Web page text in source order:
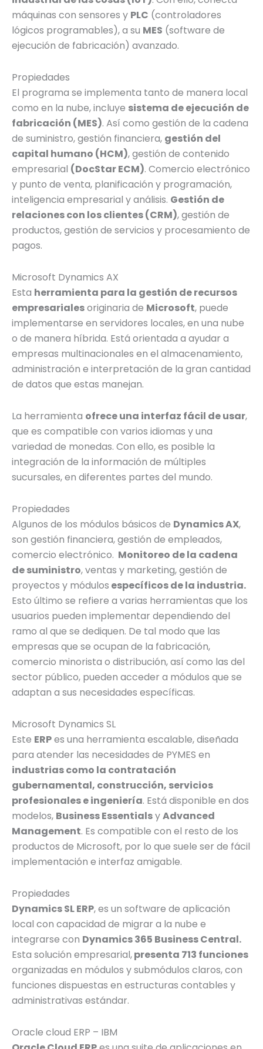
máquinas con sensores y PLC (controladores
lógicos programables), a su MES (software de
ejecución de fabricación) avanzado.
Propiedades
El programa se implementa tanto de manera local
como en la nube, incluye sistema de ejecución de
fabricación (MES). Así como gestión de la cadena
de suministro, gestión financiera, gestión del
capital humano (HCM), gestión de contenido
empresarial (DocStar ECM). Comercio electrónico
y punto de venta, planificación y programación,
inteligencia empresarial y análisis. Gestión de
relaciones con los clientes (CRM), gestión de
productos, gestión de servicios y procesamiento de
pagos.
Microsoft Dynamics AX
Esta herramienta para la gestión de recursos
empresarialesoriginaria de Microsoft, puede
implementarse en servidores locales, en una nube
o de manera híbrida. Está orientada a ayudar a
empresas multinacionales en el almacenamiento,
administración e interpretación de la gran cantidad
de datos que estas manejan.
La herramienta ofrece una interfaz fácil de usar,
que es compatible con varios idiomas y una
variedad de monedas. Con ello, es posible la
integración de la información de múltiples
sucursales, en diferentes partes del mundo.
Propiedades
Algunos de los módulos básicos de Dynamics AX,
son gestión financiera, gestión de empleados,
comercio electrónico. Monitoreo de la cadena
de suministro, ventas y marketing, gestión de
proyectos y módulos específicos de la industria.
Esto último se refiere a varias herramientas que los
usuarios pueden implementar dependiendo del
ramo al que se dediquen. De tal modo que las
empresas que se ocupan de la fabricación,
comercio minorista o distribución, así como las del
sector público, pueden acceder a módulos que se
adaptan a sus necesidades específicas.
Microsoft Dynamics SL
Este ERPes una herramienta escalable, diseñada
para atender las necesidades de PYMES en
industrias como la contratación
gubernamental, construcción, servicios
profesionales e ingeniería. Está disponible en dos
modelos, Business EssentialsyAdvanced
Management. Es compatible con el resto de los
productos de Microsoft, por lo que suele ser de fácil
implementación e interfaz amigable.
Propiedades
Dynamics SL ERP, es un software de aplicación
local con capacidad de migrar a la nube e
integrarse con Dynamics 365 Business Central.
Esta solución empresarial,presenta 713 funciones
organizadas en módulos y submódulos claros, con
funciones dispuestas en estructuras contables y
administrativas estándar.
Oracle cloud ERP – IBM